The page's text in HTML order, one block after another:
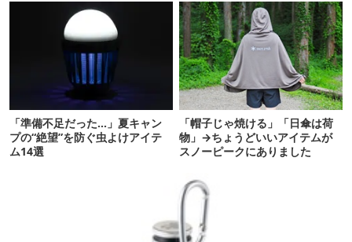
「準備不足だった…」夏キャン
プの“絶望”を防ぐ虫よけアイテ
ム14選
「帽子じゃ焼ける」「日傘は荷
物」→ちょうどいいアイテムが
スノーピークにありました